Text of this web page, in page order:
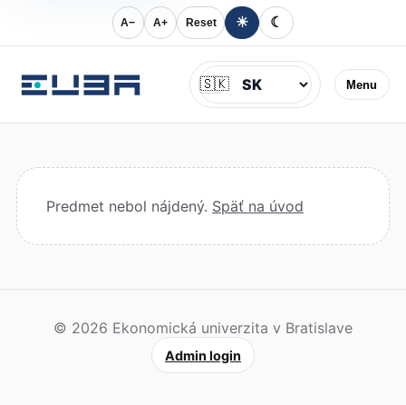
A− A+ Reset ☀ ☾
Menu
Jazyk
🇸🇰
Predmet nebol nájdený. Späť na úvod
© 2026 Ekonomická univerzita v Bratislave
Admin login